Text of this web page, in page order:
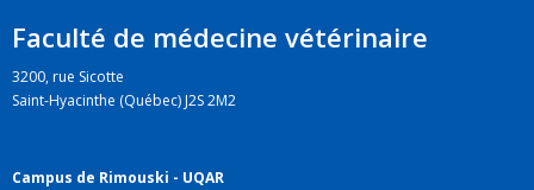
Faculté de médecine vétérinaire
3200, rue Sicotte
Saint-Hyacinthe (Québec) J2S 2M2
Campus de Rimouski - UQAR